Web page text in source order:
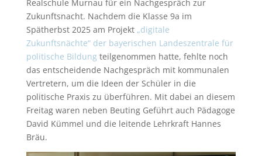
Realschule Murnau für ein Nachgespräch zur
Zukunftsnacht. Nachdem die Klasse 9a im
Spätherbst 2025 am Projekt „digitale
Zukunftsnächte“ der bayerischen Landeszentrale für
politische Bildung teilgenommen hatte, fehlte noch
das entscheidende Nachgespräch mit kommunalen
Vertretern, um die Ideen der Schüler in die
politische Praxis zu überführen. Mit dabei an diesem
Freitag waren neben Beuting Geführt auch Pädagoge
David Kümmel und die leitende Lehrkraft Hannes
Bräu.